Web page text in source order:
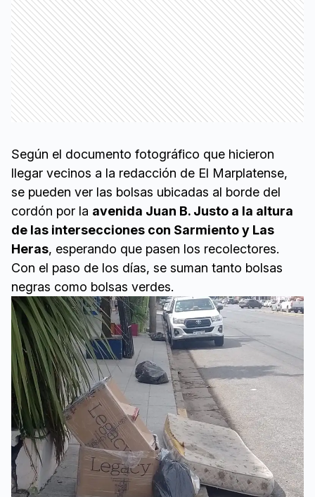
Según el documento fotográfico que hicieron
llegar vecinos a la redacción de El Marplatense,
se pueden ver las bolsas ubicadas al borde del
cordón por la avenida Juan B. Justo a la altura
de las intersecciones con Sarmiento y Las
Heras, esperando que pasen los recolectores.
Con el paso de los días, se suman tanto bolsas
negras como bolsas verdes.